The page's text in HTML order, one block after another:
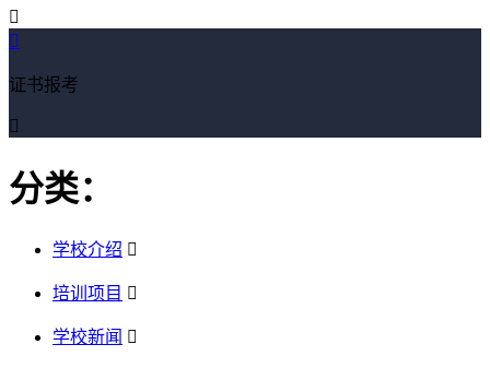


证书报考

分类：
学校介绍 
培训项目 
学校新闻 